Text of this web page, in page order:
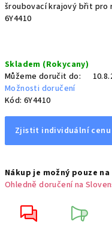
šroubovací krajový břit pro
6Y4410
cena:
Skladem (Rokycany)
Můžeme doručit do:
Možnosti doručení
Kód: 6Y4410
Zjistit individuální cenu
Nákup je možný pouze na
Ohledně doručení na